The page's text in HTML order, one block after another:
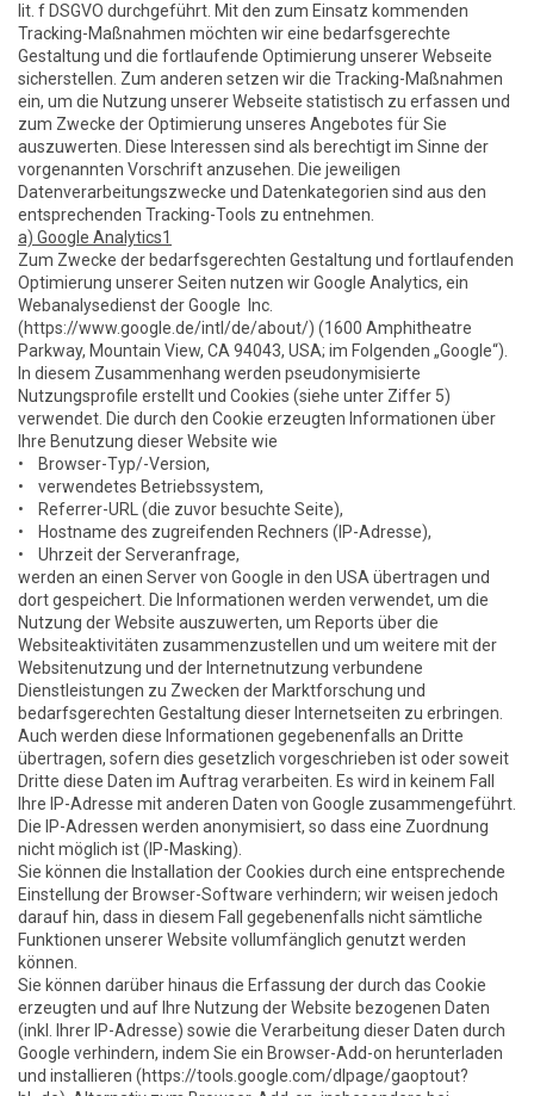
lit. f DSGVO durchgeführt. Mit den zum Einsatz kommenden
Tracking-Maßnahmen möchten wir eine bedarfsgerechte
Gestaltung und die fortlaufende Optimierung unserer Webseite
sicherstellen. Zum anderen setzen wir die Tracking-Maßnahmen
ein, um die Nutzung unserer Webseite statistisch zu erfassen und
zum Zwecke der Optimierung unseres Angebotes für Sie
auszuwerten. Diese Interessen sind als berechtigt im Sinne der
vorgenannten Vorschrift anzusehen. Die jeweiligen
Datenverarbeitungszwecke und Datenkategorien sind aus den
entsprechenden Tracking-Tools zu entnehmen.
a) Google Analytics1
Zum Zwecke der bedarfsgerechten Gestaltung und fortlaufenden
Optimierung unserer Seiten nutzen wir Google Analytics, ein
Webanalysedienst der Google Inc.
(https://www.google.de/intl/de/about/) (1600 Amphitheatre
Parkway, Mountain View, CA 94043, USA; im Folgenden „Google“).
In diesem Zusammenhang werden pseudonymisierte
Nutzungsprofile erstellt und Cookies (siehe unter Ziffer 5)
verwendet. Die durch den Cookie erzeugten Informationen über
Ihre Benutzung dieser Website wie
• Browser-Typ/-Version,
• verwendetes Betriebssystem,
• Referrer-URL (die zuvor besuchte Seite),
• Hostname des zugreifenden Rechners (IP-Adresse),
• Uhrzeit der Serveranfrage,
werden an einen Server von Google in den USA übertragen und
dort gespeichert. Die Informationen werden verwendet, um die
Nutzung der Website auszuwerten, um Reports über die
Websiteaktivitäten zusammenzustellen und um weitere mit der
Websitenutzung und der Internetnutzung verbundene
Dienstleistungen zu Zwecken der Marktforschung und
bedarfsgerechten Gestaltung dieser Internetseiten zu erbringen.
Auch werden diese Informationen gegebenenfalls an Dritte
übertragen, sofern dies gesetzlich vorgeschrieben ist oder soweit
Dritte diese Daten im Auftrag verarbeiten. Es wird in keinem Fall
Ihre IP-Adresse mit anderen Daten von Google zusammengeführt.
Die IP-Adressen werden anonymisiert, so dass eine Zuordnung
nicht möglich ist (IP-Masking).
Sie können die Installation der Cookies durch eine entsprechende
Einstellung der Browser-Software verhindern; wir weisen jedoch
darauf hin, dass in diesem Fall gegebenenfalls nicht sämtliche
Funktionen unserer Website vollumfänglich genutzt werden
können.
Sie können darüber hinaus die Erfassung der durch das Cookie
erzeugten und auf Ihre Nutzung der Website bezogenen Daten
(inkl. Ihrer IP-Adresse) sowie die Verarbeitung dieser Daten durch
Google verhindern, indem Sie ein Browser-Add-on herunterladen
und installieren (https://tools.google.com/dlpage/gaoptout?